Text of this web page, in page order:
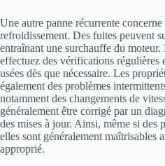
Une autre panne récurrente concerne
refroidissement. Des fuites peuvent
entraînant une surchauffe du moteur.
effectuez des vérifications régulières
usées dès que nécessaire. Les
également des problèmes
notamment des changements de
généralement être corrigé par un
des mises à jour. Ainsi, même si des
elles sont généralement maîtrisables
approprié.